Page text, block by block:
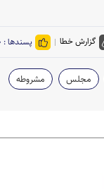
گزارش خطا پسندها :
مجلس مشروطه